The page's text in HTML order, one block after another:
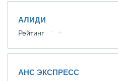
АЛИДИ
Рейтинг
АНС ЭКСПРЕСС